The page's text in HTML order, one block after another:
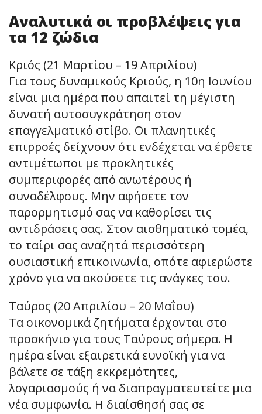
Αναλυτικά οι προβλέψεις για
τα 12 ζώδια
Κριός (21 Μαρτίου – 19 Απριλίου)
Για τους δυναμικούς Κριούς, η 10η Ιουνίου
είναι μια ημέρα που απαιτεί τη μέγιστη
δυνατή αυτοσυγκράτηση στον
επαγγελματικό στίβο. Οι πλανητικές
επιρροές δείχνουν ότι ενδέχεται να έρθετε
αντιμέτωποι με προκλητικές
συμπεριφορές από ανωτέρους ή
συναδέλφους. Μην αφήσετε τον
παρορμητισμό σας να καθορίσει τις
αντιδράσεις σας. Στον αισθηματικό τομέα,
το ταίρι σας αναζητά περισσότερη
ουσιαστική επικοινωνία, οπότε αφιερώστε
χρόνο για να ακούσετε τις ανάγκες του.
Ταύρος (20 Απριλίου – 20 Μαΐου)
Τα οικονομικά ζητήματα έρχονται στο
προσκήνιο για τους Ταύρους σήμερα. Η
ημέρα είναι εξαιρετικά ευνοϊκή για να
βάλετε σε τάξη εκκρεμότητες,
λογαριασμούς ή να διαπραγματευτείτε μια
νέα συμφωνία. Η διαίσθησή σας σε